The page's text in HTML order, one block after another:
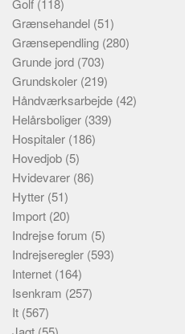
Golf (118)
Grænsehandel (51)
Grænsependling (280)
Grunde jord (703)
Grundskoler (219)
Håndværksarbejde (42)
Helårsboliger (339)
Hospitaler (186)
Hovedjob (5)
Hvidevarer (86)
Hytter (51)
Import (20)
Indrejse forum (5)
Indrejseregler (593)
Internet (164)
Isenkram (257)
It (567)